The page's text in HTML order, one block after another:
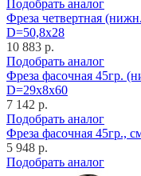
Подобрать аналог
Фреза четвертная
D=50,8x28
10 883 р.
Подобрать аналог
Фреза фасочная 45гр.
D=29x8x60
7 142 р.
Подобрать аналог
Фреза фасочная 45гр.,
5 948 р.
Подобрать аналог